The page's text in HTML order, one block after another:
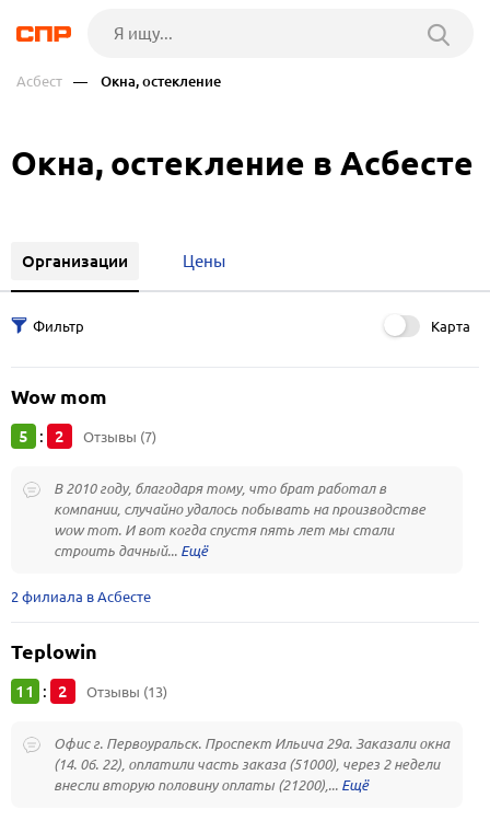
Асбест — Окна, остекление
Окна, остекление в Асбесте
Организации Цены
Карта
Wow mom
5 : 2 Отзывы (7)
В 2010 году, благодаря тому, что брат работал в
компании, случайно удалось побывать на производстве
wow mom. И вот когда спустя пять лет мы стали
строить дачный...
2 филиала в Асбесте
Teplowin
11 : 2 Отзывы (13)
Офис г. Первоуральск. Проспект Ильича 29а. Заказали окна
(14. 06. 22), оплатили часть заказа (51000), через 2 недели
внесли вторую половину оплаты (21200),...